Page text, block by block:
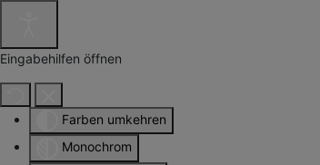
Eingabehilfen öffnen
Farben umkehren
Monochrom